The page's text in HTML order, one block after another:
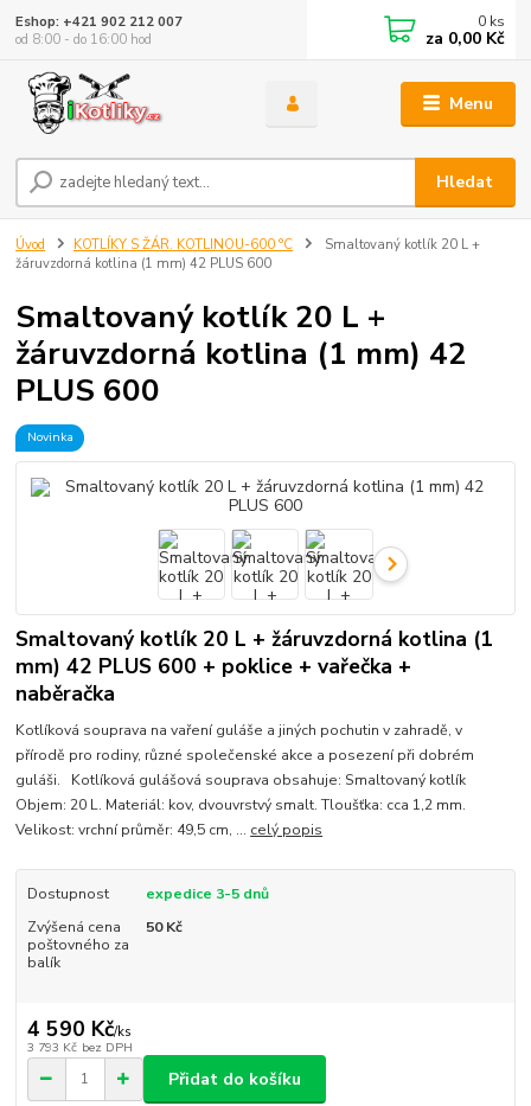
Menu
Hledat
Eshop: +421 902 212 007
od 8:00 - do 16:00 hod
0 ks
za 0,00 Kč
Úvod KOTLÍKY S ŽÁR. KOTLINOU-600 °C
Smaltovaný kotlík 20 L +
žáruvzdorná kotlina (1 mm) 42 PLUS 600
Smaltovaný kotlík 20 L +
žáruvzdorná kotlina (1 mm) 42
PLUS 600
Novinka
Smaltovaný kotlík 20 L + žáruvzdorná kotlina (1
mm) 42 PLUS 600 + poklice + vařečka +
naběračka
Kotlíková souprava na vaření guláše a jiných pochutin v zahradě, v
přírodě pro rodiny, různé společenské akce a posezení při dobrém
guláši. Kotlíková gulášová souprava obsahuje: Smaltovaný kotlík
Objem: 20 L. Materiál: kov, dvouvrstvý smalt. Tloušťka: cca 1,2 mm.
Velikost: vrchní průměr: 49,5 cm, ... celý popis
Dostupnost
expedice 3-5 dnů
Zvýšená cena
poštovného za
balík
50 Kč
4 590 Kč/ks
3 793 Kč bez DPH
Přidat do košíku